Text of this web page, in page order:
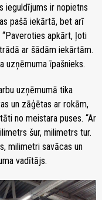
ieguldījums ir nopietns
pašā iekārtā, bet arī
apkārt, ļoti
ar šādām iekārtām.
uzņēmuma īpašnieks.
uzņēmumā tika
un zāģētas ar rokām,
no meistara puses. “Ar
šur, milimetrs tur.
milimetri savācas un
vadītājs.